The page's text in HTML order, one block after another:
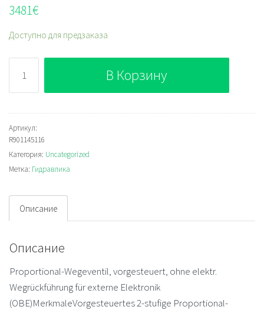
3481€
Доступно для предзаказа
Bosch
Rexroth
4WRZE16W6-
100-
7X/6EG24K31/F1V
Пропорциональный
распределитель
В Корзину
Артикул:
R901145116
Категория: Uncategorized
Метка: Гидравлика
Описание
Описание
Proportional-Wegeventil, vorgesteuert, ohne elektr.
Wegrückführung für externe Elektronik
(OBE)MerkmaleVorgesteuertes 2-stufige Proportional-